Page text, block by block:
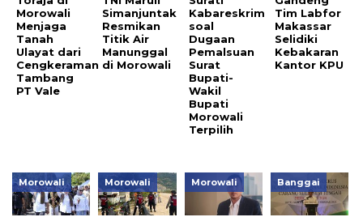
Morowali
Menjaga
Tanah
Ulayat dari
Cengkeraman
Tambang
PT Vale
Simanjuntak
Resmikan
Titik Air
Manunggal
di Morowali
Kabareskrim
soal
Dugaan
Pemalsuan
Surat
Bupati-
Wakil
Bupati
Morowali
Terpilih
Tim Labfor
Makassar
Selidiki
Kebakaran
Kantor KPU
Morowali Morowali Morowali Banggai